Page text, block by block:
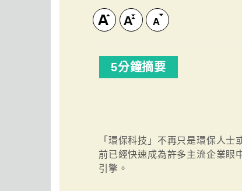
5分鐘摘要
「環保科技」不再只是環保人士
前已經快速成為許多主流企業眼
引擎。